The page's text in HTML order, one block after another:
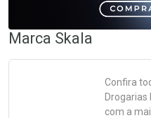
Marca Skala
Confira
Drogarias
com a